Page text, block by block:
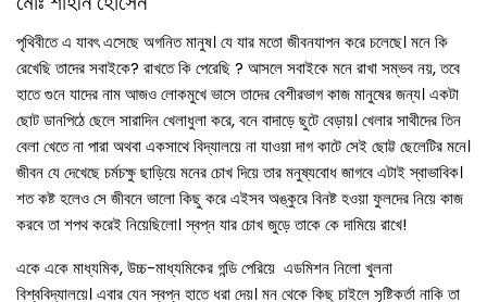
পৃথিবীতে এ যাবৎ এসেছে অগনিত মানুষ। যে যার মতো জীবনযাপন করে চলেছে। মনে কি
রেখেছি তাদের সবাইকে? রাখতে কি পেরেছি ? আসলে সবাইকে মনে রাখা সম্ভব নয়, তবে
হাতে গুনে যাদের নাম আজও লোকমুখে ভাসে তাদের বেশীরভাগ কাজ মানুষের জন্য। একটা
ছোট ডানপিঠে ছেলে সারাদিন খেলাধুলা করে, বনে বাদাড়ে ছুটে বেড়ায়। খেলার সাথীদের তিন
বেলা খেতে না পারা অথবা একসাথে বিদ্যালয়ে না যাওয়া দাগ কাটে সেই ছোট্ট ছেলেটির মনে।
জীবন যে দেখেছে চর্মচক্ষু ছাড়িয়ে মনের চোখ দিয়ে তার মনুষ্যবোধ জাগবে এটাই স্বাভাবিক।
শত কষ্ট হলেও সে জীবনে ভালো কিছু করে এইসব অঙ্কুরে বিনষ্ট হওয়া ফুলদের নিয়ে কাজ
করবে তা শপথ করেই নিয়েছিলো। স্বপ্ন যার চোখ জুড়ে তাকে কে দামিয়ে রাখে!
একে একে মাধ্যমিক, উচ্চ-মাধ্যমিকের গন্ডি পেরিয়ে এডমিশন নিলো খুলনা
বিশ্ববিদ্যালয়ে। এবার যেন স্বপ্ন হাতে ধরা দেয়। মন থেকে কিছু চাইলে সৃষ্টিকর্তা নাকি তা